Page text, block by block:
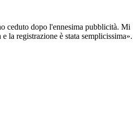
ceduto dopo l'ennesima pubblicità. Mi
la registrazione è stata semplicissima».